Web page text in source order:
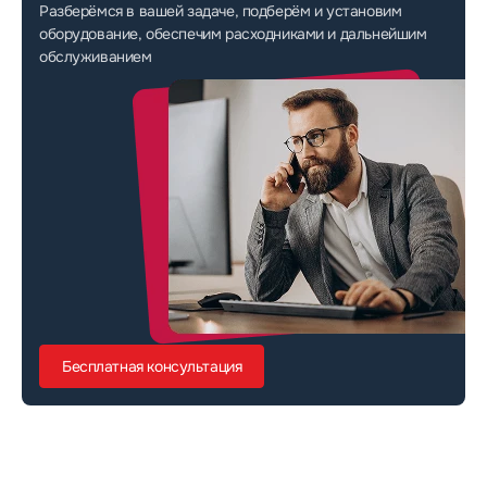
Разберёмся в вашей задаче, подберём и установим
оборудование, обеспечим расходниками и дальнейшим
обслуживанием
Бесплатная консультация